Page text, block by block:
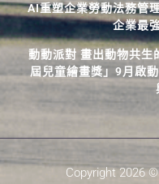
AI重塑企業勞動法務管
企業最
動動派對 畫出動物共生
屆兒童繪畫獎」9月啟
Copyright 2026